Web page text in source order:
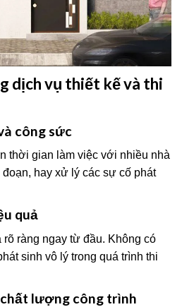
dịch vụ thiết kế và thi
công sức
thời gian làm việc với nhiều nhà
hay xử lý các sự cố phát
quả
ràng ngay từ đầu. Không có
sinh vô lý trong quá trình thi
lượng công trình